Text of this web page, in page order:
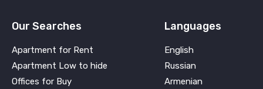
Our Searches
Apartment for Rent
Apartment Low to hide
Offices for Buy
Languages
English
Russian
Armenian